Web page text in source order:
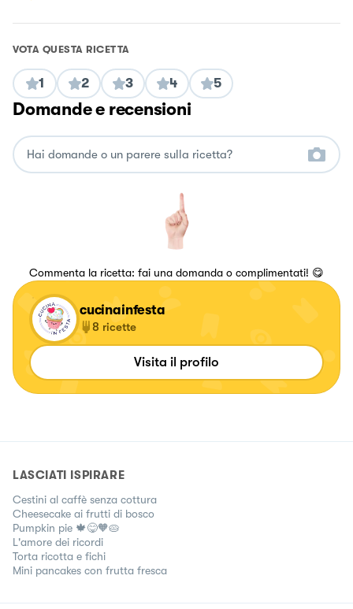
VOTA QUESTA RICETTA
1 2 3 4 5
Domande e recensioni
Commenta la ricetta: fai una domanda o complimentati! 😋
cucinainfesta
8 ricette
Visita il profilo
LASCIATI ISPIRARE
Cestini al caffè senza cottura
Cheesecake ai frutti di bosco
Pumpkin pie 🍁😋🧡🥧
L'amore dei ricordi
Torta ricotta e fichi
Mini pancakes con frutta fresca